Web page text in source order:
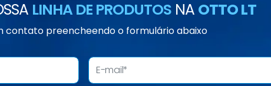
LINHA DE PRODUTOSNA OTTO LT
contato preencheendo o formulário abaixo